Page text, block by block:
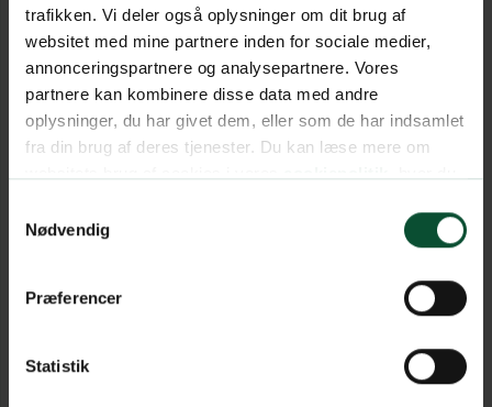
trafikken. Vi deler også oplysninger om dit brug af
websitet med mine partnere inden for sociale medier,
annonceringspartnere og analysepartnere. Vores
partnere kan kombinere disse data med andre
oplysninger, du har givet dem, eller som de har indsamlet
fra din brug af deres tjenester. Du kan læse mere om
Nødvendig
Præferencer
Statistik